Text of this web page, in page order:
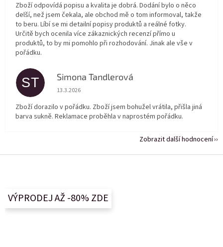
Zboží odpovídá popisu a kvalita je dobrá. Dodání bylo o něco
delší, než jsem čekala, ale obchod mě o tom informoval, takže
to beru. Líbí se mi detailní popisy produktů a reálné fotky.
Určitě bych ocenila více zákaznických recenzí přímo u
produktů, to by mi pomohlo při rozhodování. Jinak ale vše v
pořádku.
ST Simona Tandlerová
Hodnocení obchodu je 5 z 5 hvězdiček.
13.3.2026
Zboží dorazilo v pořádku. Zboží jsem bohužel vrátila, přišla jiná
barva sukně. Reklamace proběhla v naprostém pořádku.
Zobrazit další hodnocení
VÝPRODEJ AŽ -80% ZDE